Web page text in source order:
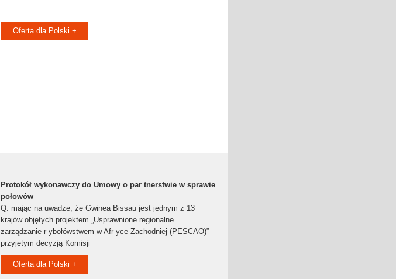
Oferta dla Polski +
Protokół wykonawczy do Umowy o par tnerstwie w sprawie
połowów
Q. mając na uwadze, że Gwinea Bissau jest jednym z 13
krajów objętych projektem „Usprawnione regionalne
zarządzanie r ybołówstwem w Afr yce Zachodniej (PESCAO)”
przyjętym decyzją Komisji
Oferta dla Polski +